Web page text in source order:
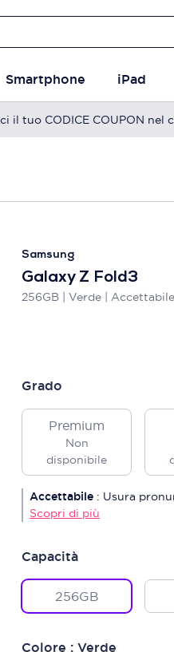
Smartphone iPad
il tuo CODICE COUPON nel
Samsung
Galaxy Z Fold3
256GB | Verde | Accettabile
Grado
Premium
Non
disponibile
Accettabile : Usura
Scopri di più
Capacità
256GB
Colore : Verde